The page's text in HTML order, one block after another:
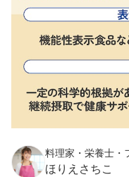
料理家・栄養士・
ほりえさちこ